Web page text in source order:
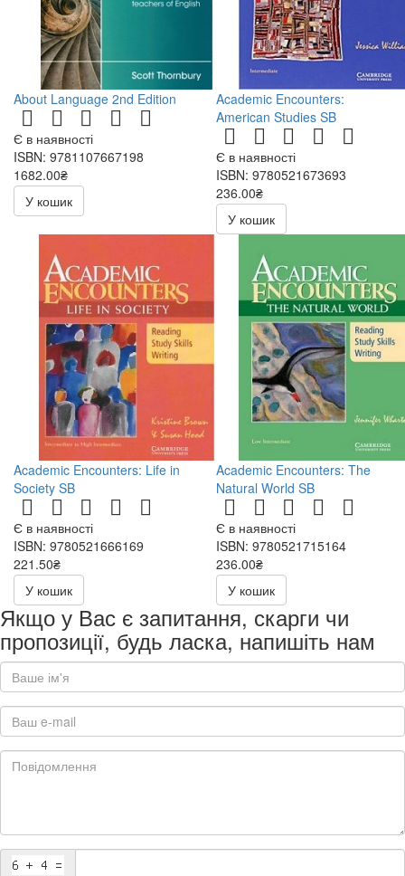
About Language 2nd Edition
Є в наявності
ISBN: 9781107667198
1682.00₴
У кошик
Academic Encounters:
American Studies SB
Є в наявності
ISBN: 9780521673693
236.00₴
472.00₴
У кошик
Academic Encounters: Life in
Society SB
Є в наявності
ISBN: 9780521666169
221.50₴
443.00₴
У кошик
Academic Encounters: The
Natural World SB
Є в наявності
ISBN: 9780521715164
236.00₴
472.00₴
У кошик
Якщо у Вас є запитання, скарги чи
пропозиції, будь ласка, напишіть нам